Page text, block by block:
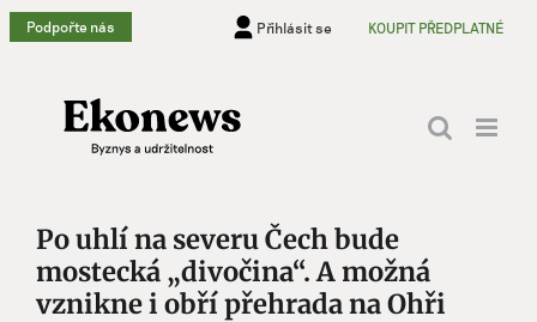
Přeskočit
na
Podpořte nás Přihlásit se KOUPIT PŘEDPLATNÉ
Po uhlí na severu Čech bude
mostecká „divočina“. A možná
vznikne i obří přehrada na Ohři